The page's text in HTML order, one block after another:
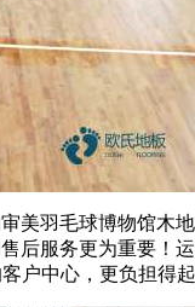
羽毛球博物馆木
后服务更为重要！
中心，更负担得